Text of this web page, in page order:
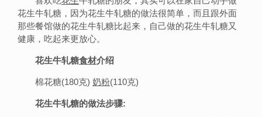
花生牛轧糖，因为花生牛轧糖的做法很简单，而且跟外面
那些餐馆做的花生牛轧糖比起来，自己做的花生牛轧糖又
健康，吃起来更放心。
花生牛轧糖食材介绍
棉花糖(180克) 奶粉(110克)
花生牛轧糖的做法步骤: